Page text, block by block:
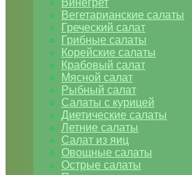
Винегрет
Вегетарианские салаты
Греческий салат
Грибные салаты
Корейские салаты
Крабовый салат
Мясной салат
Рыбный салат
Салаты с курицей
Диетические салаты
Летние салаты
Салат из яиц
Овощные салаты
Острые салаты